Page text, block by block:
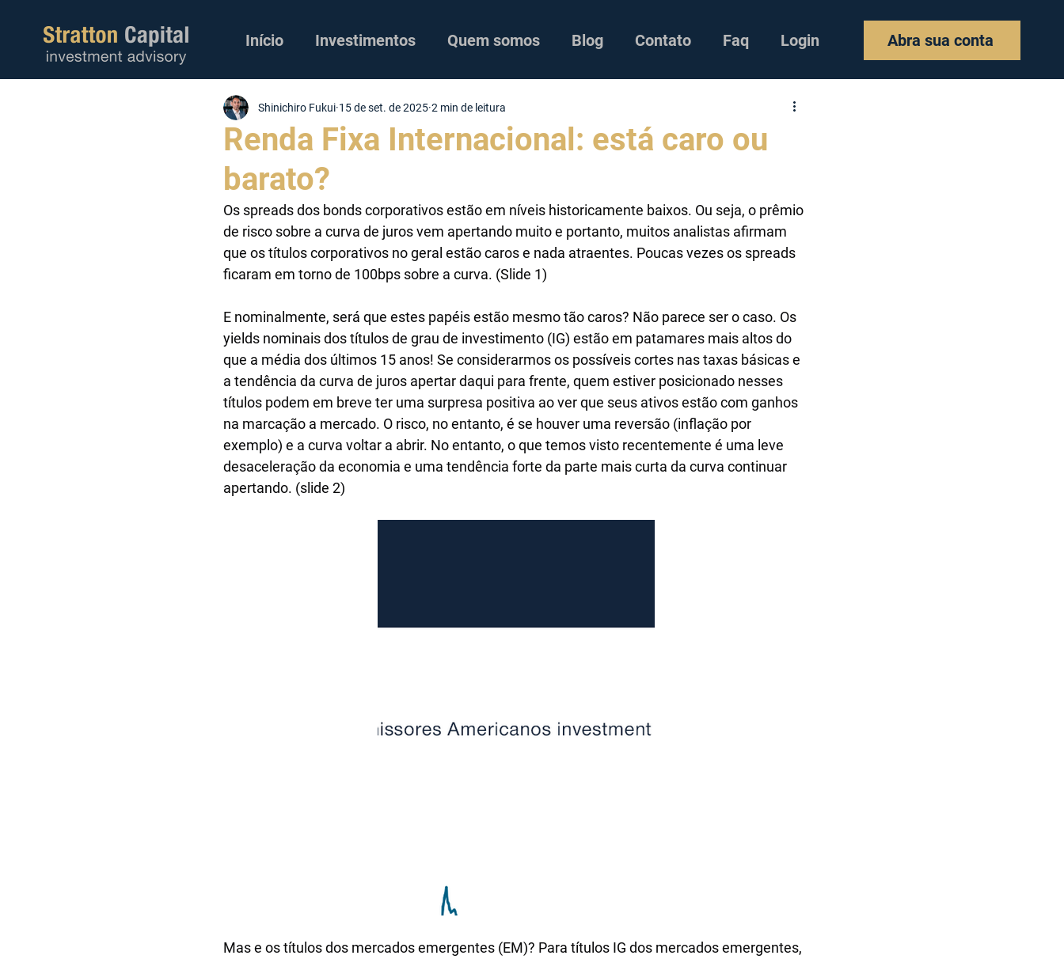
Início Investimentos Quem somos Blog Contato Faq Login Abra sua conta
Renda Fixa Internacional: está caro ou
barato?
Shinichiro Fukui 15 de set. de 2025 2 min de leitura
Os spreads dos bonds corporativos estão em níveis historicamente baixos. Ou seja, o prêmio
de risco sobre a curva de juros vem apertando muito e portanto, muitos analistas afirmam
que os títulos corporativos no geral estão caros e nada atraentes. Poucas vezes os spreads
ficaram em torno de 100bps sobre a curva. (Slide 1)
E nominalmente, será que estes papéis estão mesmo tão caros? Não parece ser o caso. Os
yields nominais dos títulos de grau de investimento (IG) estão em patamares mais altos do
que a média dos últimos 15 anos! Se considerarmos os possíveis cortes nas taxas básicas e
a tendência da curva de juros apertar daqui para frente, quem estiver posicionado nesses
títulos podem em breve ter uma surpresa positiva ao ver que seus ativos estão com ganhos
na marcação a mercado. O risco, no entanto, é se houver uma reversão (inflação por
exemplo) e a curva voltar a abrir. No entanto, o que temos visto recentemente é uma leve
desaceleração da economia e uma tendência forte da parte mais curta da curva continuar
apertando. (slide 2)
Mas e os títulos dos mercados emergentes (EM)? Para títulos IG dos mercados emergentes,